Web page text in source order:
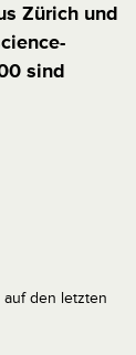
Zürich und
sind
auf den letzten